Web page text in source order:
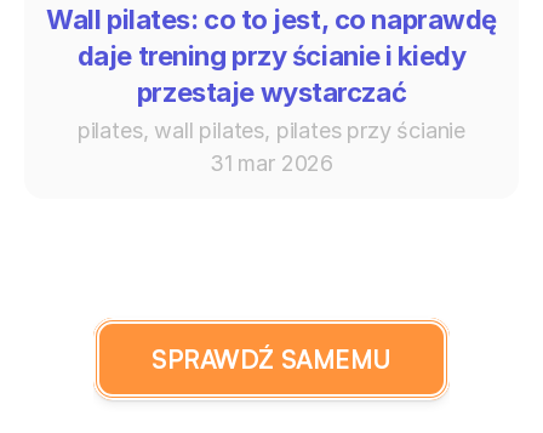
Wall pilates: co to jest, co naprawdę
daje trening przy ścianie i kiedy
przestaje wystarczać
pilates, wall pilates, pilates przy ścianie
31 mar 2026
SPRAWDŹ SAMEMU